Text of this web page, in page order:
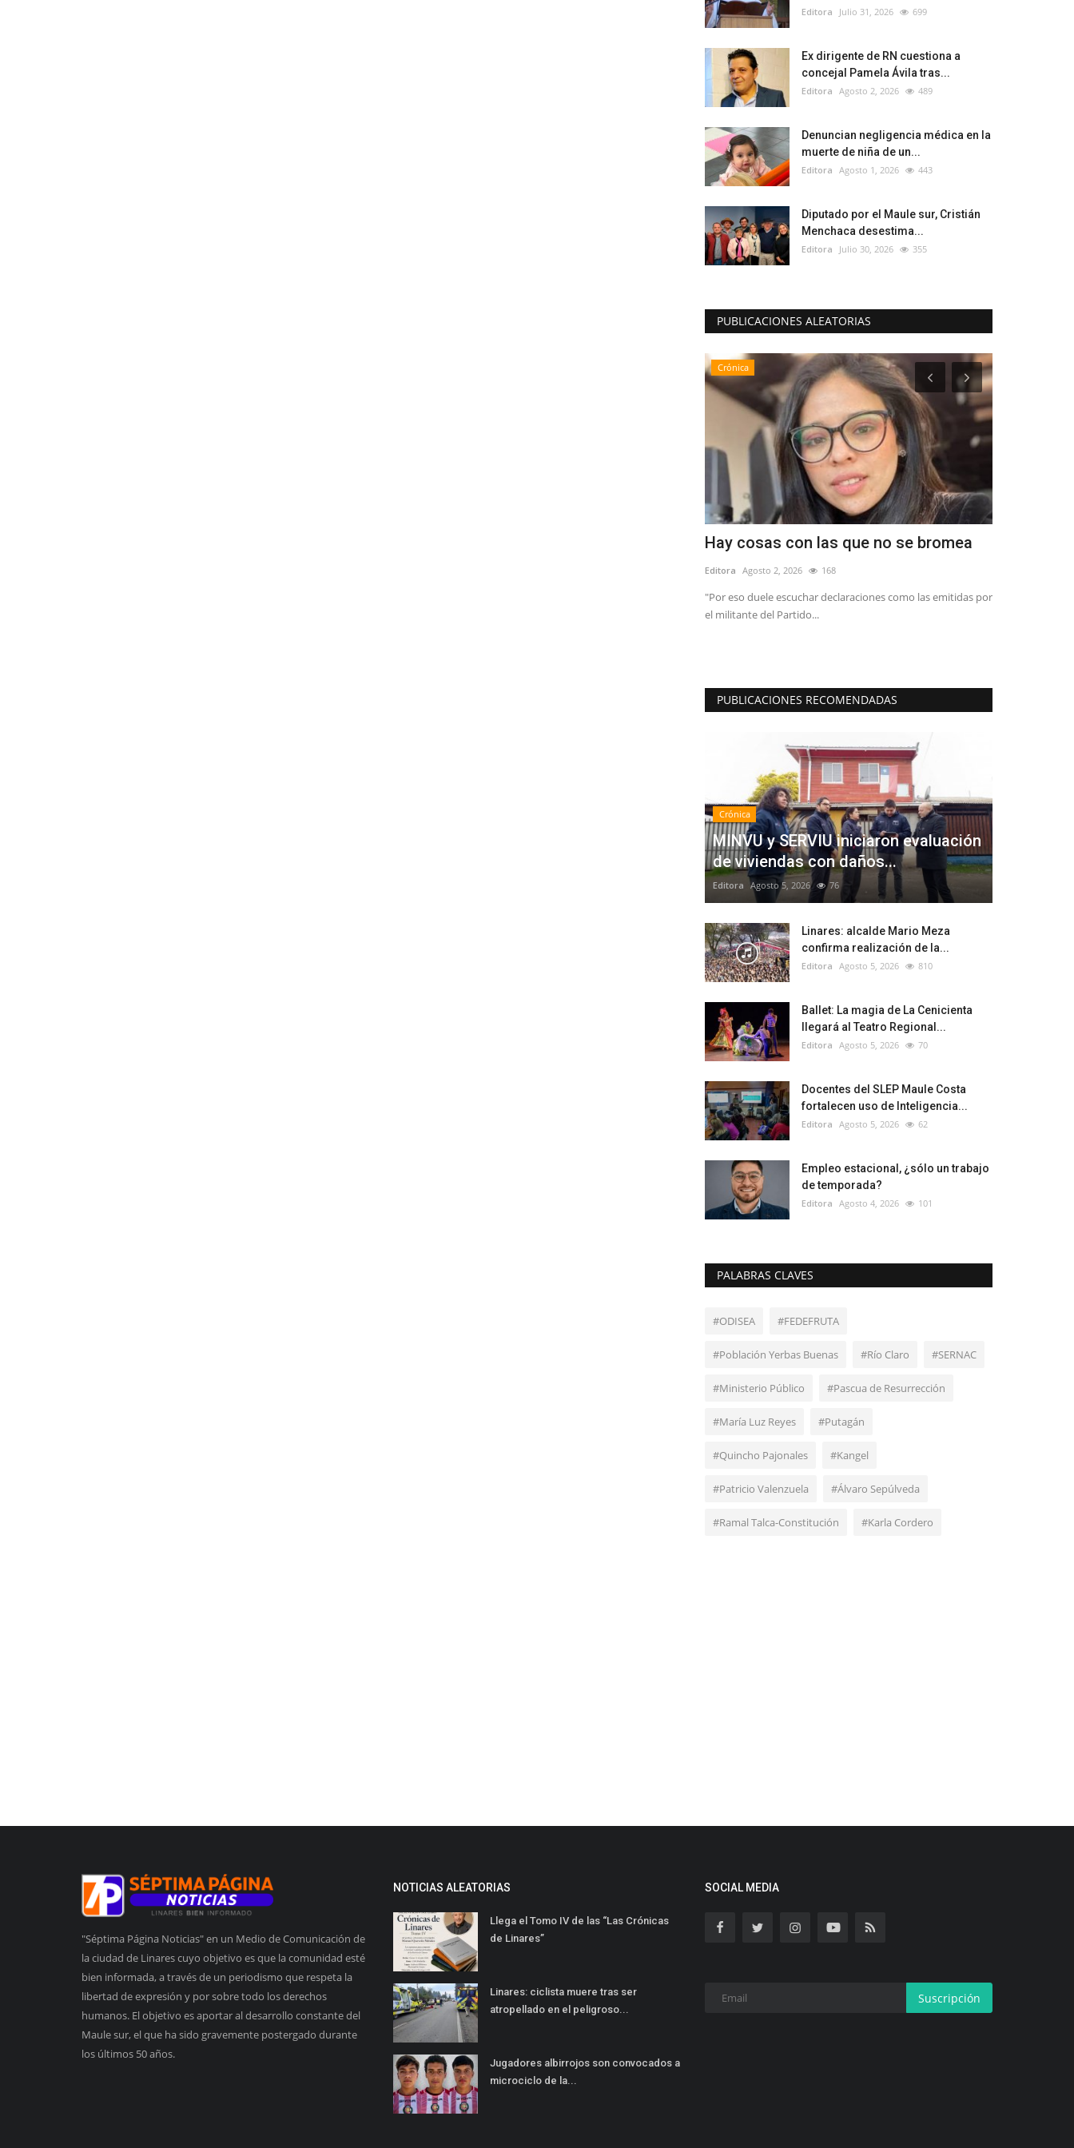
Editora Julio 31, 2026 699
Ex dirigente de RN cuestiona a
concejal Pamela Ávila tras...
Editora Agosto 2, 2026 489
Denuncian negligencia médica en la
muerte de niña de un...
Editora Agosto 1, 2026 443
Diputado por el Maule sur, Cristián
Menchaca desestima...
Editora Julio 30, 2026 355
PUBLICACIONES ALEATORIAS
Crónica
Hay cosas con las que no se bromea
Editora Agosto 2, 2026 168
"Por eso duele escuchar declaraciones como las emitidas por
el militante del Partido...
PUBLICACIONES RECOMENDADAS
Crónica
MINVU y SERVIU iniciaron evaluación
de viviendas con daños...
Editora Agosto 5, 2026 76
Linares: alcalde Mario Meza
confirma realización de la...
Editora Agosto 5, 2026 810
Ballet: La magia de La Cenicienta
llegará al Teatro Regional...
Editora Agosto 5, 2026 70
Docentes del SLEP Maule Costa
fortalecen uso de Inteligencia...
Editora Agosto 5, 2026 62
Empleo estacional, ¿sólo un trabajo
de temporada?
Editora Agosto 4, 2026 101
PALABRAS CLAVES
#ODISEA #FEDEFRUTA
#Población Yerbas Buenas #Río Claro #SERNAC
#Ministerio Público #Pascua de Resurrección
#María Luz Reyes #Putagán
#Quincho Pajonales #Kangel
#Patricio Valenzuela #Álvaro Sepúlveda
#Ramal Talca-Constitución #Karla Cordero
"Séptima Página Noticias" en un Medio de Comunicación de
la ciudad de Linares cuyo objetivo es que la comunidad esté
bien informada, a través de un periodismo que respeta la
libertad de expresión y por sobre todo los derechos
humanos. El objetivo es aportar al desarrollo constante del
Maule sur, el que ha sido gravemente postergado durante
los últimos 50 años.
NOTICIAS ALEATORIAS
Llega el Tomo IV de las “Las Crónicas
de Linares”
Linares: ciclista muere tras ser
atropellado en el peligroso...
Jugadores albirrojos son convocados a
microciclo de la...
SOCIAL MEDIA
Suscripción